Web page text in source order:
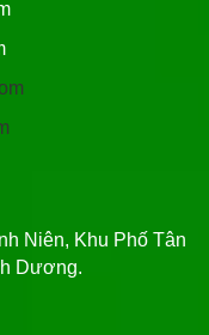
Niên, Khu Phố Tân
Dương.